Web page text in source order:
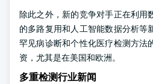
除此之外，新的竞争对手正在利用
的多路复用和人工智能数据分析等
罕见病诊断和个性化医疗检测方法
资，尤其是在美国和欧洲。
多重检测行业新闻